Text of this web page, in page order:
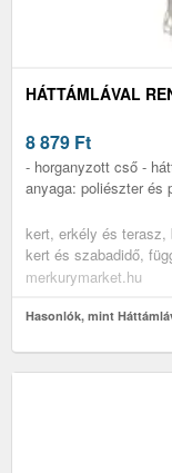
HÁTTÁMLÁVAL
8 879 Ft
- horganyzott cső -
anyaga: poliészter és
kert, erkély és terasz,
kert és szabadidő,
merkurymarket.hu
Hasonlók, mint